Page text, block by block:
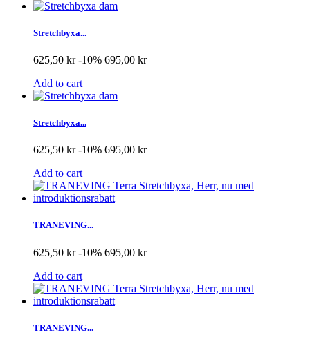
Stretchbyxa...
625,50 kr -10% 695,00 kr
Add to cart
Stretchbyxa...
625,50 kr -10% 695,00 kr
Add to cart
TRANEVING...
625,50 kr -10% 695,00 kr
Add to cart
TRANEVING...